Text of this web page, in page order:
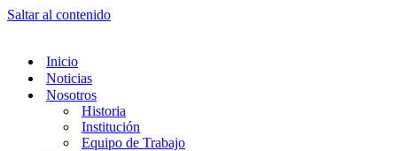
Saltar al contenido
Inicio
Noticias
Nosotros
Historia
Institución
Equipo de Trabajo